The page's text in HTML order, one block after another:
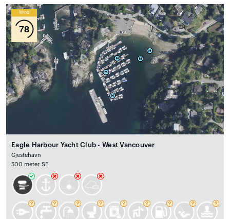
Wind
78
Eagle Harbour Yacht Club - West Vancouver
Gjestehavn
500 meter SE